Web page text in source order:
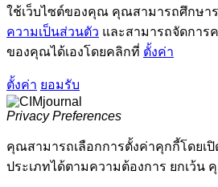
ใช้เว็บไซต์ของคุณ คุณสามารถศึกษาร
ความเป็นส่วนตัว และสามารถจัดการ
ของคุณได้เองโดยคลิกที่ ตั้งค่า
ตั้งค่า ยอมรับ
Privacy Preferences
คุณสามารถเลือกการตั้งค่าคุกกี้โดยเ
ประเภทได้ตามความต้องการ ยกเว้น